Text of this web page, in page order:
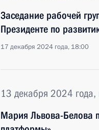
Заседание рабочей
Президенте по
17 декабря 2024 года, 18:00
13 декабря 2024 года,
Мария Львова-Белова